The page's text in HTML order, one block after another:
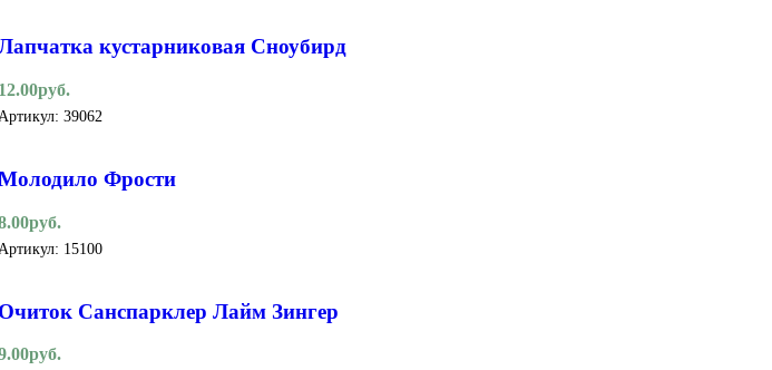
кустарниковая Сноубирд
руб.
39062
Фрости
руб.
15100
Санспарклер Лайм Зингер
руб.